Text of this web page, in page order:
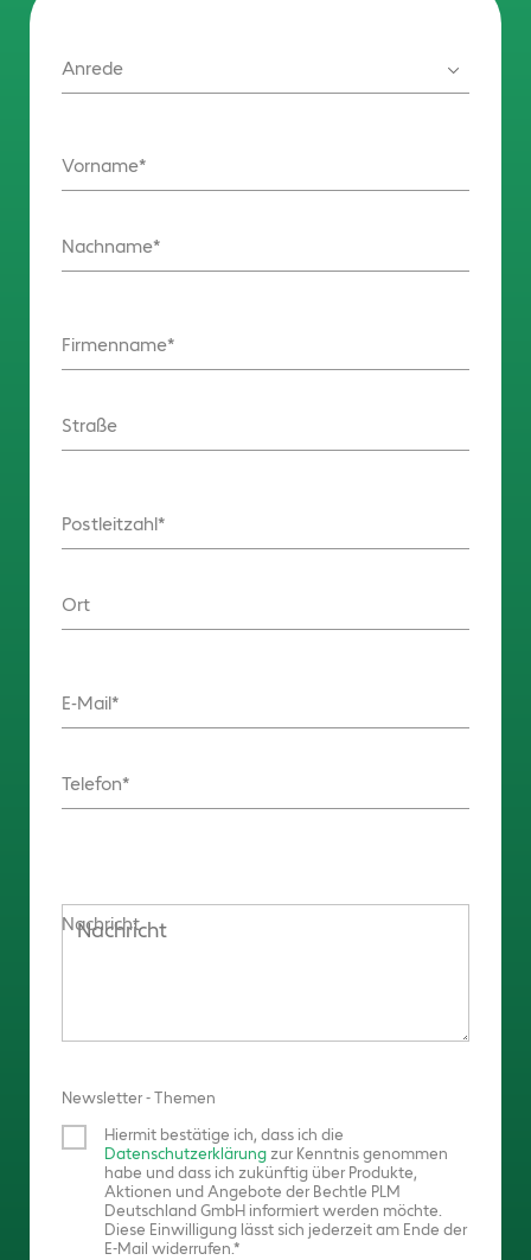
Anrede
Vorname
Nachname
Firmenname
Straße
Postleitzahl
Ort
E-Mail
Telefon
Nachricht
Newsletter - Themen
Hiermit bestätige ich, dass ich die
Datenschutzerklärungzur Kenntnis genommen
habe und dass ich zukünftig über Produkte,
Aktionen und Angebote der Bechtle PLM
Deutschland GmbH informiert werden möchte.
Diese Einwilligung lässt sich jederzeit am Ende der
E-Mail widerrufen.